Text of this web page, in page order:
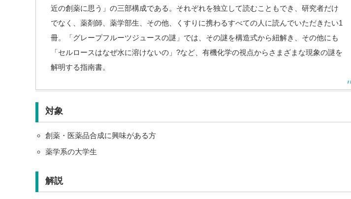
近の創薬に思う」の三部構成である。それぞれを独立して読むこともでき、研究者だけ
でなく、薬剤師、薬学部生、その他、くすりに携わるすべての人に読んでいただきたい1
冊。「グレープフルーツジュースの謎」では、その謎を構造式から紐解き、その他にも
「セルロースはなぜ水に溶けないの」?など、有機化学の視点からさまざまな現象の謎を
解明する指南書。
対象
創薬・医薬品合成に興味がある方
薬学系の大学生
解説